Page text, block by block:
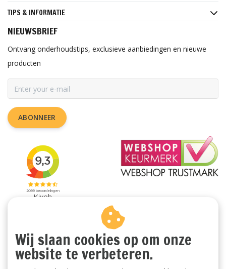
TIPS & INFORMATIE
NIEUWSBRIEF
Ontvang onderhoudstips, exclusieve aanbiedingen en nieuwe
producten
ABONNEER
Wij slaan cookies op om onze
website te verbeteren.